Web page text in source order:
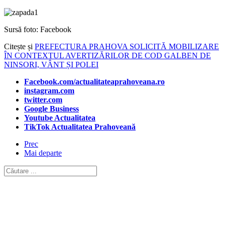
Sursă foto: Facebook
Citește și PREFECTURA PRAHOVA SOLICITĂ MOBILIZARE
ÎN CONTEXTUL AVERTIZĂRILOR DE COD GALBEN DE
NINSORI, VÂNT ȘI POLEI
Facebook.com/actualitateaprahoveana.ro
instagram.com
twitter.com
Google Business
Youtube Actualitatea
TikTok Actualitatea Prahoveană
Prec
Mai departe